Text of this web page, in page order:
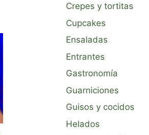
Crepes y tortitas
Cupcakes
Ensaladas
Entrantes
Gastronomía
Guarniciones
Guisos y cocidos
Helados